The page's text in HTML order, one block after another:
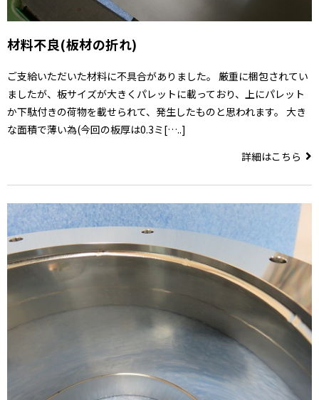
材料不良(板材の折れ)
ご支給いただいた材料に不具合がありました。 厳重に梱包されてい
ましたが、板サイズが大きくパレットに載っており、上にパレット
か下駄付きの荷物を載せられて、発生したものと思われます。 大き
な面積で薄い為(今回の板厚は0.3ミ[…..]
詳細はこちら